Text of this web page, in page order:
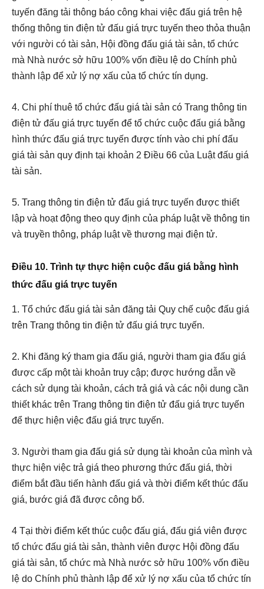
tuyến đăng tải thông báo công khai việc đấu giá trên hệ
thống thông tin điện tử đấu giá trực tuyến theo thỏa thuận
với người có tài sản, Hội đồng đấu giá tài sản, tổ chức
mà Nhà nước sở hữu 100% vốn điều lệ do Chính phủ
thành lập để xử lý nợ xấu của tổ chức tín dụng.
4. Chi phí thuê tổ chức đấu giá tài sản có Trang thông tin
điện tử đấu giá trực tuyến để tổ chức cuộc đấu giá bằng
hình thức đấu giá trực tuyến được tính vào chi phí đấu
giá tài sản quy định tại khoản 2 Điều 66 của Luật đấu giá
tài sản.
5. Trang thông tin điện tử đấu giá trực tuyến được thiết
lập và hoạt động theo quy định của pháp luật về thông tin
và truyền thông, pháp luật về thương mại điện tử.
Điều 10. Trình tự thực hiện cuộc đấu giá bằng hình
thức đấu giá trực tuyến
1. Tổ chức đấu giá tài sản đăng tải Quy chế cuộc đấu giá
trên Trang thông tin điện tử đấu giá trực tuyến.
2. Khi đăng ký tham gia đấu giá, người tham gia đấu giá
được cấp một tài khoản truy cập; được hướng dẫn về
cách sử dụng tài khoản, cách trả giá và các nội dung cần
thiết khác trên Trang thông tin điện tử đấu giá trực tuyến
để thực hiện việc đấu giá trực tuyến.
3. Người tham gia đấu giá sử dụng tài khoản của mình và
thực hiện việc trả giá theo phương thức đấu giá, thời
điểm bắt đầu tiến hành đấu giá và thời điểm kết thúc đấu
giá, bước giá đã được công bố.
4 Tại thời điểm kết thúc cuộc đấu giá, đấu giá viên được
tổ chức đấu giá tài sản, thành viên được Hội đồng đấu
giá tài sản, tổ chức mà Nhà nước sở hữu 100% vốn điều
lệ do Chính phủ thành lập để xử lý nợ xấu của tổ chức tín